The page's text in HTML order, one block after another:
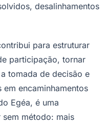
desalinhamentos
para estruturar
participação, tornar
tomada de decisão e
encaminhamentos
Egéa, é uma
método: mais